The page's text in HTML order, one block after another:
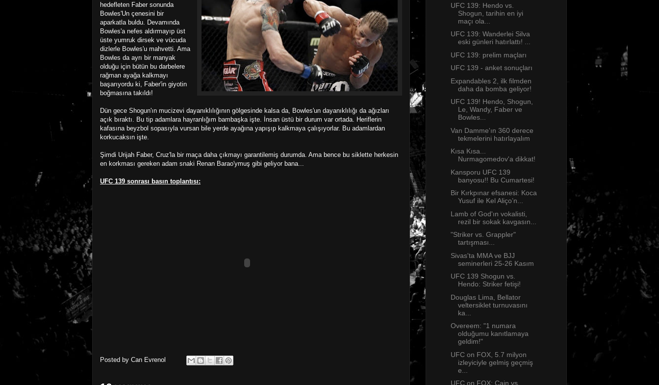
hedefleten Faber sonunda
Bowles'Un çenesini bir
aparkatla buldu. Devamında
Bowles'a nefes aldırmayıp üst
üste yumruk dirsek ve vücuda
dizlerle Bowles'u mahvetti. Ama
Bowles da ayrı bir manyak
olduğu için bütün bu darbelere
rağman ayağa kalkmayı
başarıyordu ki, Faber'in giyotin
boğmasına takıldı!
Dün gece Shogun'ın mucizevi dayanıklılığının gölgesinde kalsa da, Bowles'un dayanıklılığı da ağızları
açık bıraktı. Bu tip adamlara hayranlığım bambaşka işte. İnsan üstü bir durum var ortada. Heriflerin
kafasına beyzbol sopasıyla vursan bile yerde ayağına yapışıp kalkmaya çalışıyorlar. Bu adamlardan
korkucaksın işte.
Şimdi Urijah Faber, Cruz'la bir maça daha çıkmayı garantilemiş durumda. Ama bence bu siklette herkesin
en korkması gereken adam snaki Renan Barao'ymuş gibi geliyor bana...
UFC 139 sonrası basın toplantısı:
Posted by Can Evrenol
UFC 139: Hendo vs.
Shogun, tarihin en iyi
maçı ola...
UFC 139: Wanderlei Silva
eski günleri hatırlattı! ...
UFC 139: prelim maçları
UFC 139 - anket sonuçları
Expandables 2, ilk filmden
daha da bomba geliyor!
UFC 139! Hendo, Shogun,
Le, Wandy, Faber ve
Bowles...
Van Damme'ın 360 derece
tekmelerini hatırlayalım
Kısa Kısa...
Nurmagomedov'a dikkat!
Kansporu UFC 139
banyosu!! Bu Cumartesi!
Bir Kırkpınar efsanesi: Koca
Yusuf ile Kel Aliço’n...
Lamb of God'ın vokalisti,
rezil bir sokak kavgasın...
"Striker vs. Grappler"
tartışması...
Sivas'ta MMA ve BJJ
seminerleri 25-26 Kasım
UFC 139 Shogun vs.
Hendo: Striker fetişi!
Douglas Lima, Bellator
veltersiklet turnuvasını
ka...
Overeem: "1 numara
olduğumu kanıtlamaya
geldim!"
UFC on FOX, 5.7 milyon
izleyiciyle gelmiş geçmiş
e...
UFC on FOX: Cain vs.